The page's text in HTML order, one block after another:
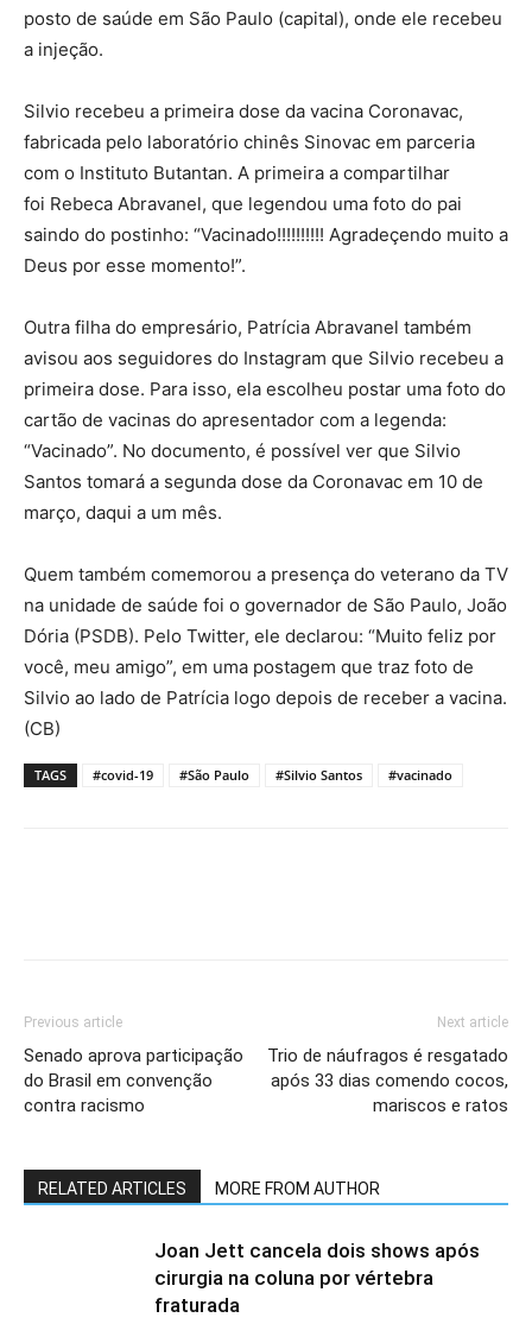
posto de saúde em São Paulo (capital), onde ele recebeu
a injeção.
Silvio recebeu a primeira dose da vacina Coronavac,
fabricada pelo laboratório chinês Sinovac em parceria
com o Instituto Butantan. A primeira a compartilhar
foi Rebeca Abravanel, que legendou uma foto do pai
saindo do postinho: “Vacinado!!!!!!!!!! Agradeçendo muito a
Deus por esse momento!”.
Outra filha do empresário, Patrícia Abravanel também
avisou aos seguidores do Instagram que Silvio recebeu a
primeira dose. Para isso, ela escolheu postar uma foto do
cartão de vacinas do apresentador com a legenda:
“Vacinado”. No documento, é possível ver que Silvio
Santos tomará a segunda dose da Coronavac em 10 de
março, daqui a um mês.
Quem também comemorou a presença do veterano da TV
na unidade de saúde foi o governador de São Paulo, João
Dória (PSDB). Pelo Twitter, ele declarou: “Muito feliz por
você, meu amigo”, em uma postagem que traz foto de
Silvio ao lado de Patrícia logo depois de receber a vacina.
(CB)
TAGS #covid-19 #São Paulo #Silvio Santos #vacinado
Previous article
Senado aprova participação
do Brasil em convenção
contra racismo
Next article
Trio de náufragos é resgatado
após 33 dias comendo cocos,
mariscos e ratos
RELATED ARTICLES MORE FROM AUTHOR
Joan Jett cancela dois shows após
cirurgia na coluna por vértebra
fraturada